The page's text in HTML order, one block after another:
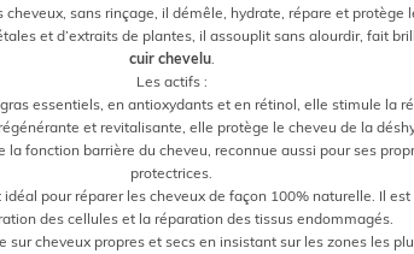
cheveux, sans rinçage, il démêle, hydrate, répare et protège
et d’extraits de plantes, il assouplit sans alourdir, fait
cuir chevelu.
Les actifs :
essentiels, en antioxydants et en rétinol, elle stimule la
et revitalisante, elle protège le cheveu de la
la fonction barrière du cheveu, reconnue aussi pour ses
protectrices.
idéal pour réparer les cheveux de façon 100% naturelle. Il
des cellules et la réparation des tissus endommagés.
sur cheveux propres et secs en insistant sur les zones les